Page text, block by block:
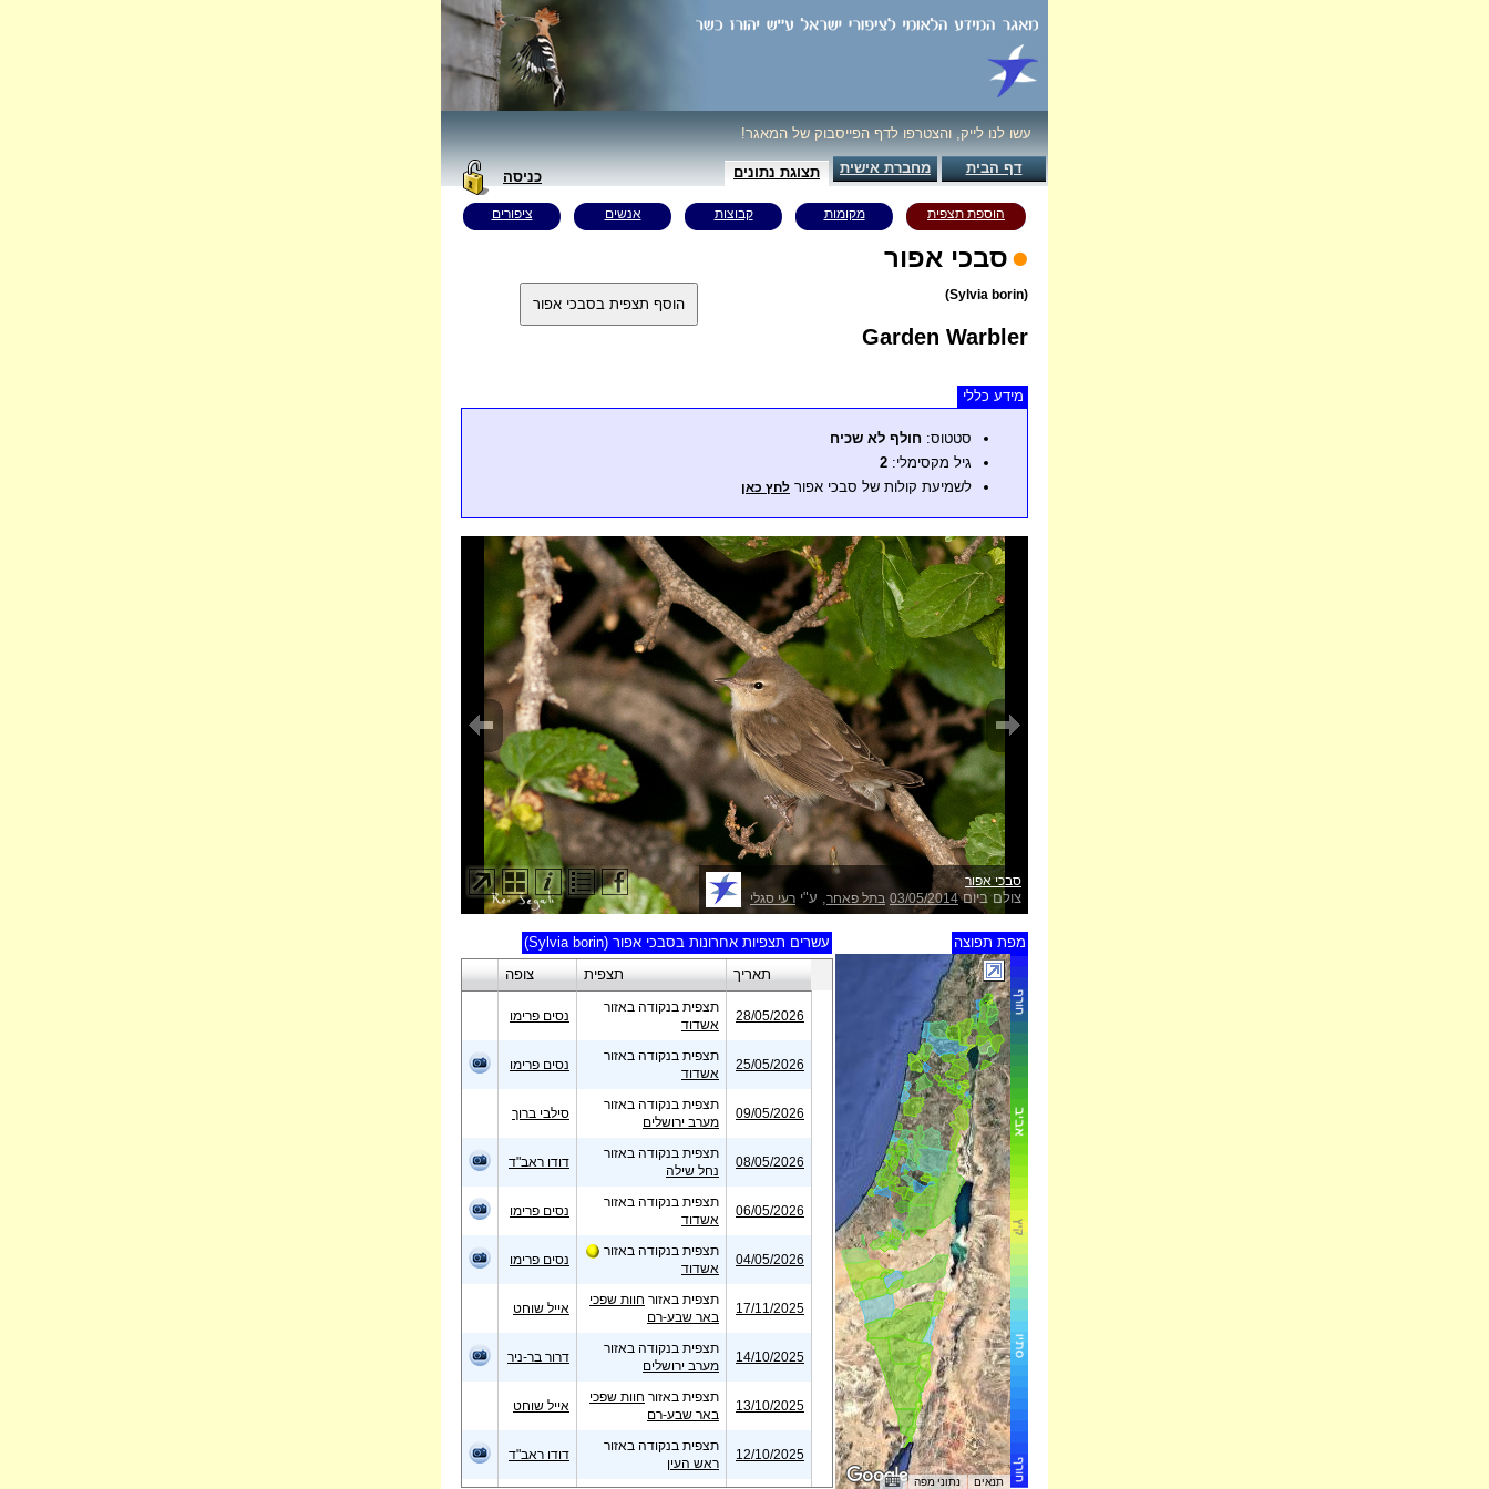
עשו לנו לייק, והצטרפו לדף הפייסבוק של המאגר!
דף הבית מחברת אישית תצוגת נתונים כניסה
הוספת תצפית מקומות קבוצות אנשים ציפורים
סבכי אפור
(Sylvia borin)
Garden Warbler
מידע כללי
סטטוס: חולף לא שכיח
גיל מקסימלי: 2
לשמיעת קולות של סבכי אפור לחץ כאן
סבכי אפור
צולם ביום03/05/2014 בתל פאחר, ע"י רעי סגלי
מפת תפוצה
עשרים תצפיות אחרונות בסבכי אפור (Sylvia borin)
צופה
תצפית תאריך
נסים פרימו
תצפית בנקודה באזור
אשדוד
28/05/2026
נסים פרימו
תצפית בנקודה באזור
אשדוד
25/05/2026
סילבי ברוך
תצפית בנקודה באזור
מערב ירושלים
09/05/2026
דודו ראב"ד
תצפית בנקודה באזור
נחל שילה
08/05/2026
נסים פרימו
תצפית בנקודה באזור
אשדוד
06/05/2026
נסים פרימו
תצפית בנקודה באזור
אשדוד
04/05/2026
אייל שוחט
תצפית באזור חוות שפכי
באר שבע-רם
17/11/2025
דרור בר-ניר
תצפית בנקודה באזור
מערב ירושלים
14/10/2025
אייל שוחט
תצפית באזור חוות שפכי
באר שבע-רם
13/10/2025
דודו ראב"ד
תצפית בנקודה באזור
ראש העין
12/10/2025